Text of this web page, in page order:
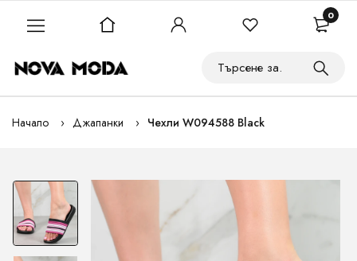
Начало Джапанки Чехли W094588 Black
0